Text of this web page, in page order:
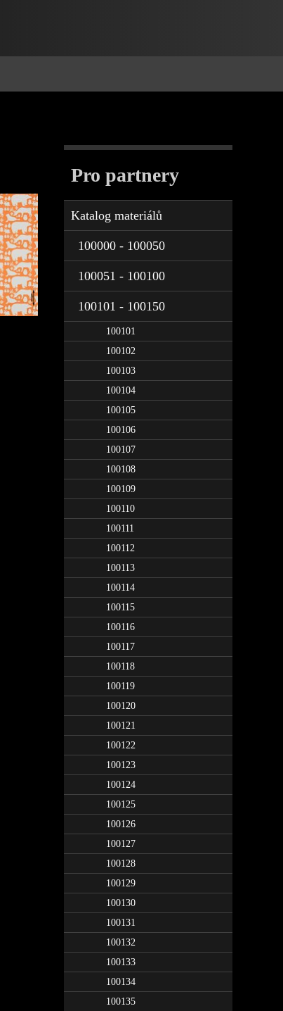
Pro partnery
Katalog materiálů
100000 - 100050
100051 - 100100
100101 - 100150
100101
100102
100103
100104
100105
100106
100107
100108
100109
100110
100111
100112
100113
100114
100115
100116
100117
100118
100119
100120
100121
100122
100123
100124
100125
100126
100127
100128
100129
100130
100131
100132
100133
100134
100135